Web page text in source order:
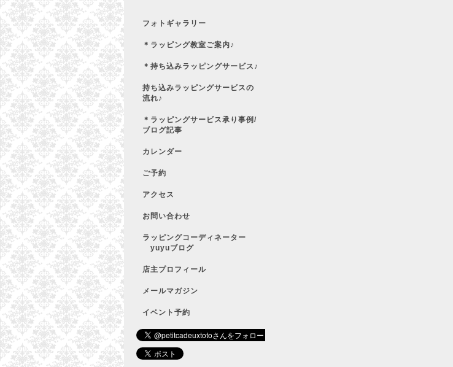
フォトギャラリー
＊ラッピング教室ご案内♪
＊持ち込みラッピングサービス♪
持ち込みラッピングサービスの
流れ♪
＊ラッピングサービス承り事例/
ブログ記事
カレンダー
ご予約
アクセス
お問い合わせ
ラッピングコーディネーター
yuyuブログ
店主プロフィール
メールマガジン
イベント予約